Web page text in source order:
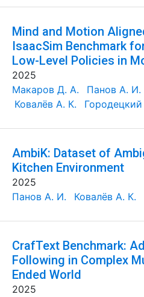
Mind and Motion
IsaacSim Benchmark
Low-Level Policies in
2025
Макаров Д. А.
Панов А. И.
Ковалёв А. К.
AmbiK: Dataset of
Kitchen Environment
2025
Панов А. И.
Ковалёв А. К.
CrafText Benchmark:
Following in Complex
Ended World
2025